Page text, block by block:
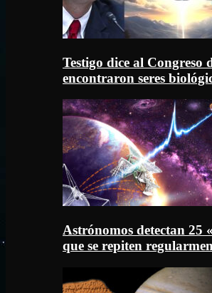
Testigo dice al Congreso
encontraron seres
Astrónomos detectan 25
que se repiten